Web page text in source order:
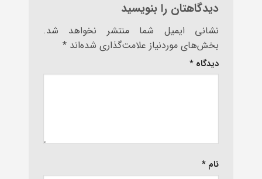
دیدگاهتان را بنویسید
نشانی ایمیل شما منتشر نخواهد شد.
بخش‌های موردنیاز علامت‌گذاری شده‌اند *
دیدگاه *
نام *